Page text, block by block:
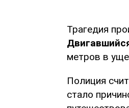
Трагедия
метров в
Полиция
стало